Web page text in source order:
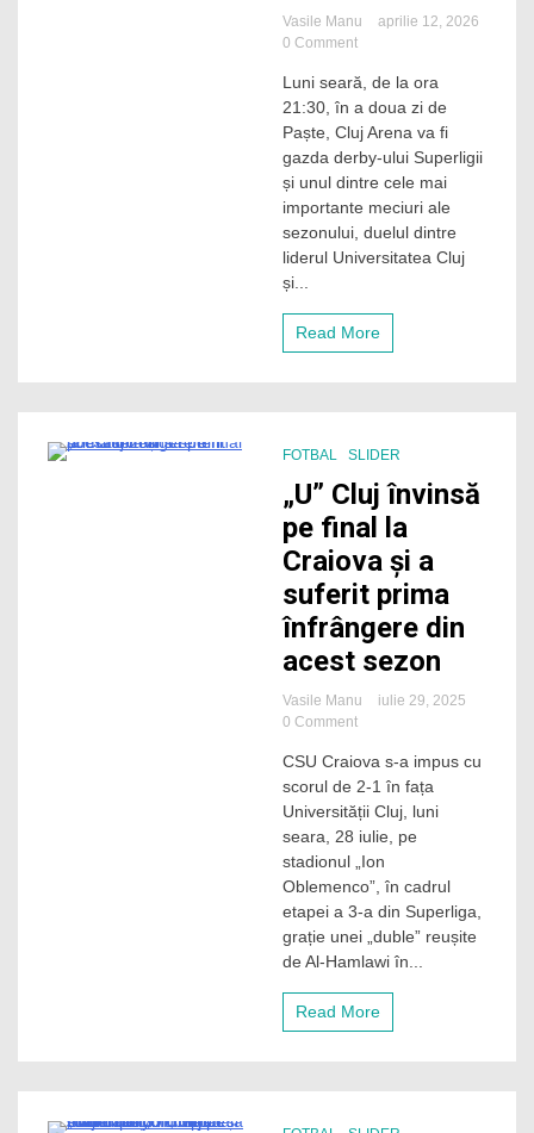
Vasile Manu
aprilie 12, 2026
0 Commenton
Cluj
–
CSU
Craiova:
duel
de
foc
pentru
supremație
ului,
Luni seară, de la ora
21:30, în a doua zi de
Paște, Cluj Arena va fi
gazda derby-ului Superligii
și unul dintre cele mai
importante meciuri ale
sezonului, duelul dintre
liderul Universitatea Cluj
și...
Read More
FOTBAL SLIDER
„U” Cluj învinsă
pe final la
Craiova și a
suferit prima
înfrângere din
acest sezon
Vasile Manu
iulie 29, 2025
0 Commenton
Cluj
învinsă
pe
final
Craiova
și
a
suferit
prima
acest
CSU Craiova s-a impus cu
scorul de 2-1 în fața
Universității Cluj, luni
seara, 28 iulie, pe
stadionul „Ion
Oblemenco”, în cadrul
etapei a 3-a din Superliga,
grație unei „duble” reușite
de Al-Hamlawi în...
Read More